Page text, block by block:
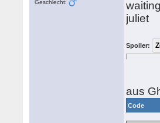
Geschlecht:
juliet
Spoiler:
aus
Code